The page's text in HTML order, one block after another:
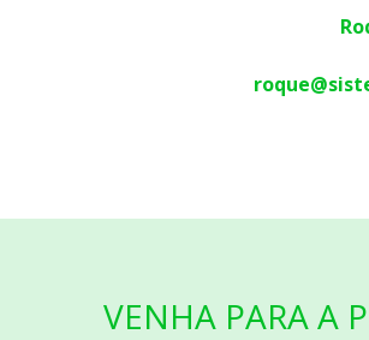
VENHA PARA A